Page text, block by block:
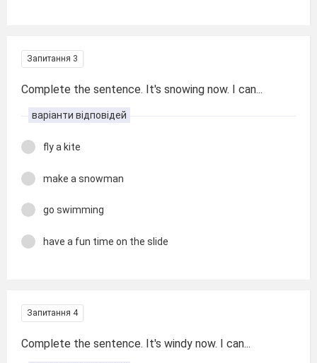
Запитання 3
Complete the sentence. It′s snowing now. I can...
варіанти відповідей
fly a kite
make a snowman
go swimming
have a fun time on the slide
Запитання 4
Complete the sentence. It′s windy now. I can...